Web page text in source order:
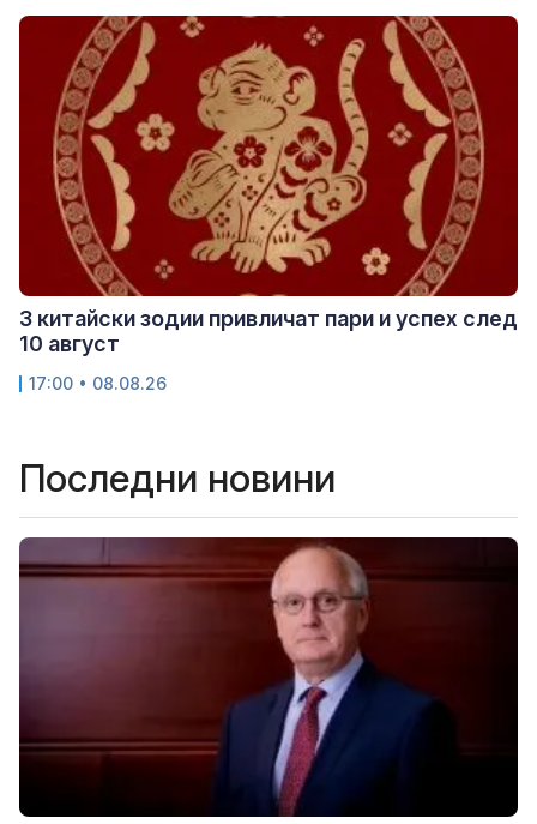
3 китайски зодии привличат пари и успех след
10 август
17:00 • 08.08.26
Последни новини